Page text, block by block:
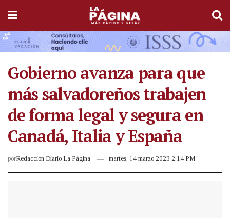
Gobierno avanza para que
más salvadoreños trabajen
de forma legal y segura en
Canadá, Italia y España
porRedacción Diario La Página martes, 14 marzo 2023 2:14 PM